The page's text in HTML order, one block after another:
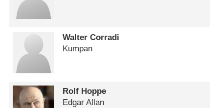
Walter Corradi
Kumpan
Rolf Hoppe
Edgar Allan